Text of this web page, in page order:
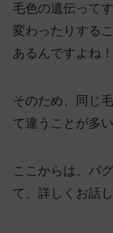
毛色の遺伝って
変わったりする
あるんですよね！
そのため、同じ
て違うことが多
ここからは、パ
て、詳しくお話